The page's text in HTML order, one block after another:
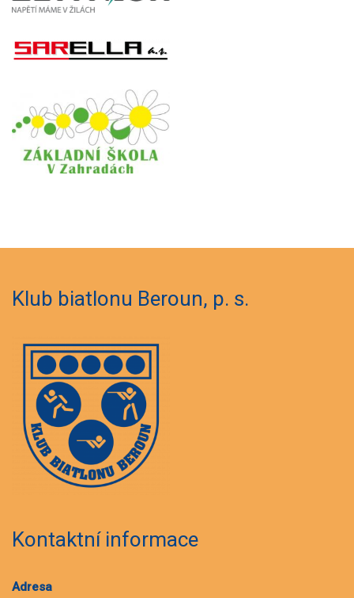
Klub biatlonu Beroun, p. s.
Kontaktní informace
Adresa